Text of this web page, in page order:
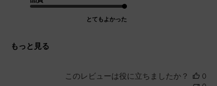
とてもよかった
もっと見る
このレビューは役に立ちましたか？
0